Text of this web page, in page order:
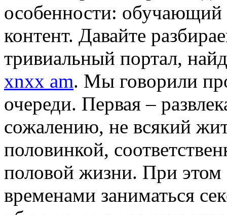
особенности: обучающий
контент. Давайте
тривиальный портал,
xnxx am. Мы говорили
очереди. Первая –
сожалению, не всякий
половинкой,
половой жизни. При этом
временами заниматься